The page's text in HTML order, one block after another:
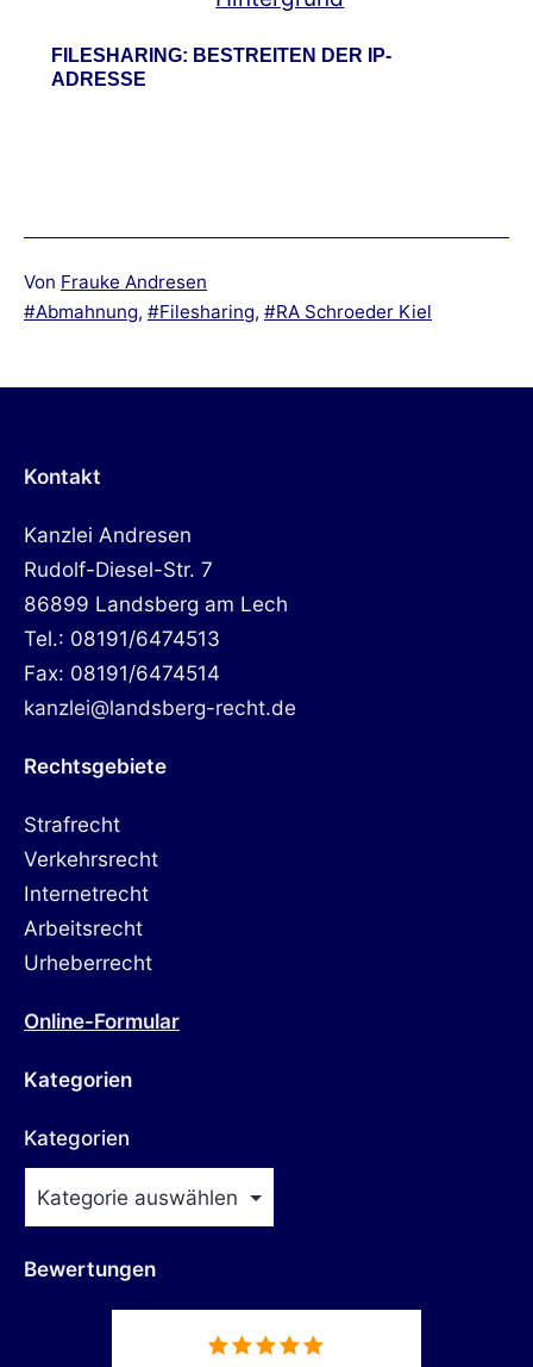
FILESHARING: BESTREITEN DER IP-
ADRESSE
Von Frauke Andresen
Verschlagwortet
Abmahnung, Filesharing, RA Schroeder Kiel
Kontakt
Kanzlei Andresen
Rudolf-Diesel-Str. 7
86899 Landsberg am Lech
Tel.: 08191/6474513
Fax: 08191/6474514
kanzlei@landsberg-recht.de
Rechtsgebiete
Strafrecht
Verkehrsrecht
Internetrecht
Arbeitsrecht
Urheberrecht
Online-Formular
Kategorien
Kategorien
Bewertungen